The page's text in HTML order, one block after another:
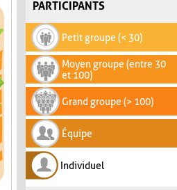
PARTICIPANTS
Petit groupe (< 30)
Moyen groupe (entre 30
et 100)
Grand groupe (> 100)
Équipe
Individuel